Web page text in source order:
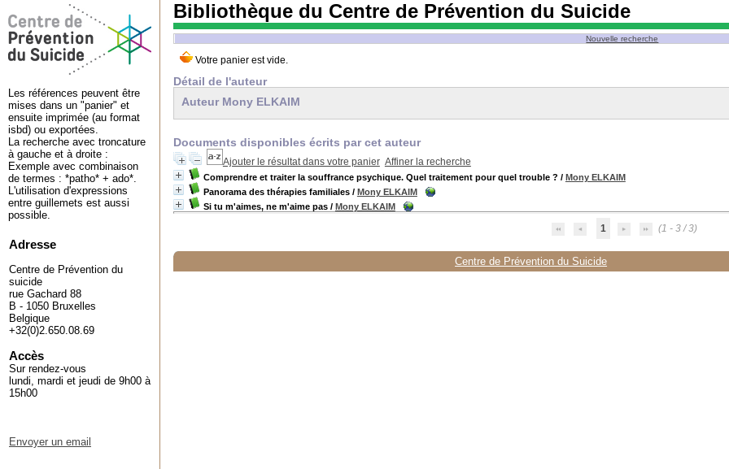
Bibliothèque du Centre de Prévention du Suicide
Nouvelle recherche
Détail de l'auteur
Auteur Mony ELKAIM
Documents disponibles écrits par cet auteur
Ajouter le résultat dans votre panier Affiner la recherche
Comprendre et traiter la souffrance psychique. Quel traitement pour quel trouble ? / Mony ELKAIM
Panorama des thérapies familiales/ Mony ELKAIM
Si tu m'aimes, ne m'aime pas/ Mony ELKAIM
1 (1 - 3 / 3)
Centre de Prévention du Suicide
Les références peuvent être
mises dans un "panier" et
ensuite imprimée (au format
isbd) ou exportées.
La recherche avec troncature
à gauche et à droite :
Exemple avec combinaison
de termes : *patho* + ado*.
L'utilisation d'expressions
entre guillemets est aussi
possible.
Adresse
Centre de Prévention du
suicide
rue Gachard 88
B - 1050 Bruxelles
Belgique
+32(0)2.650.08.69
Accès
Sur rendez-vous
lundi, mardi et jeudi de 9h00 à
15h00
Envoyer un email